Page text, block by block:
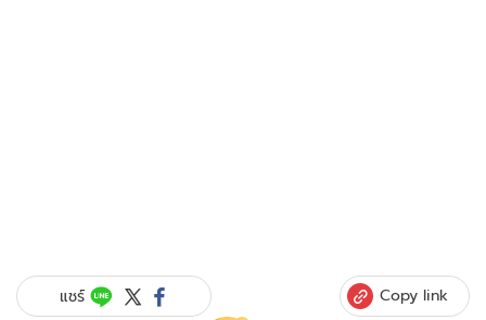
แชร์ Copy link